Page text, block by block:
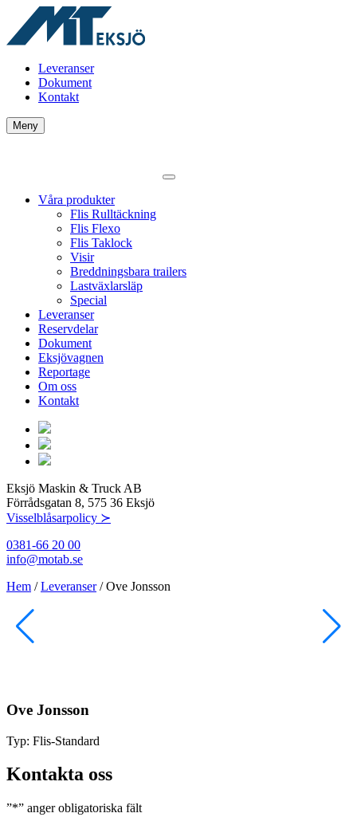
Leveranser
Dokument
Kontakt
Meny
Våra produkter
Flis Rulltäckning
Flis Flexo
Flis Taklock
Visir
Breddningsbara trailers
Lastväxlarsläp
Special
Leveranser
Reservdelar
Dokument
Eksjövagnen
Reportage
Om oss
Kontakt
Eksjö Maskin & Truck AB
Förrådsgatan 8, 575 36 Eksjö
Visselblåsarpolicy ≻
0381-66 20 00
info@motab.se
Hem /Leveranser/Ove Jonsson
Ove Jonsson
Typ: Flis-Standard
Kontakta oss
”*” anger obligatoriska fält